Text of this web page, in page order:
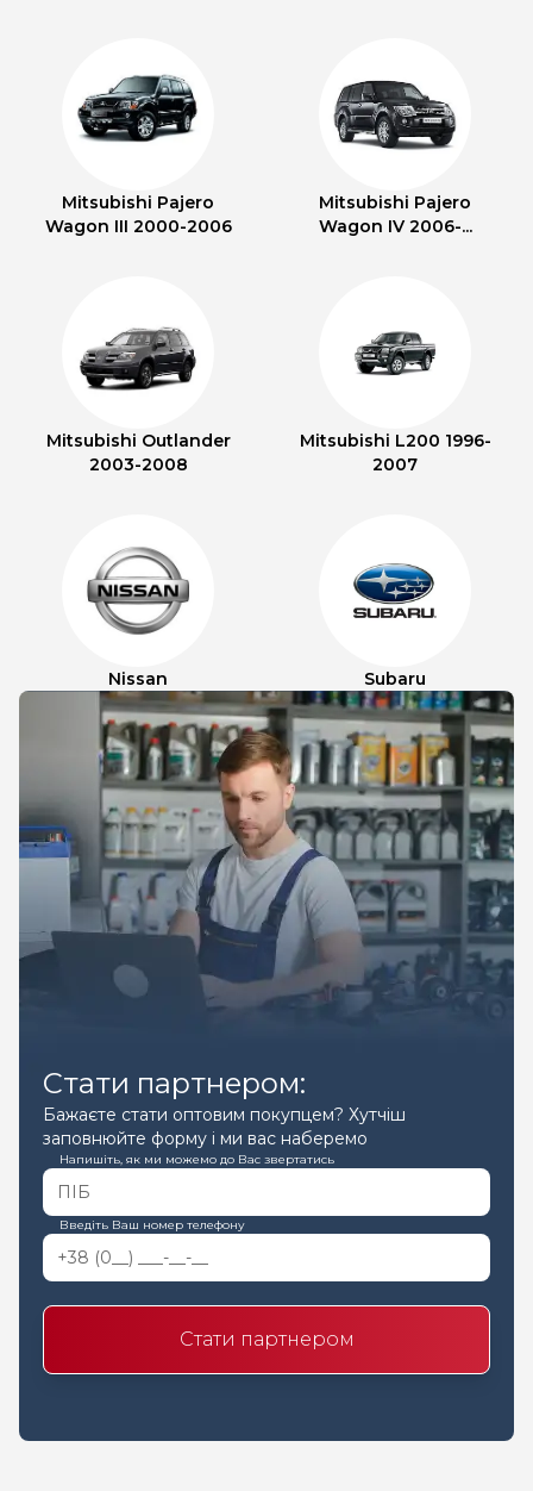
Mitsubishi Pajero
Wagon III 2000-2006
Mitsubishi Pajero
Wagon IV 2006-...
Mitsubishi Outlander
2003-2008
Mitsubishi L200 1996-
2007
Nissan Subaru
Стати партнером:
Бажаєте стати оптовим покупцем? Хутчіш
заповнюйте форму і ми вас наберемо
Напишіть, як ми можемо до Вас звертатись
Введіть Ваш номер телефону
Стати партнером